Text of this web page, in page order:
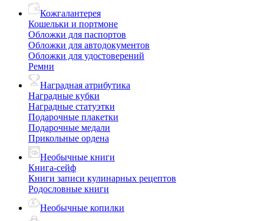
Кожгалантерея
Кошельки и портмоне
Обложки для паспортов
Обложки для автодокументов
Обложки для удостоверений
Ремни
Наградная атрибутика
Наградные кубки
Наградные статуэтки
Подарочные плакетки
Подарочные медали
Прикольные ордена
Необычные книги
Книга-сейф
Книги записи кулинарных рецептов
Родословные книги
Необычные копилки